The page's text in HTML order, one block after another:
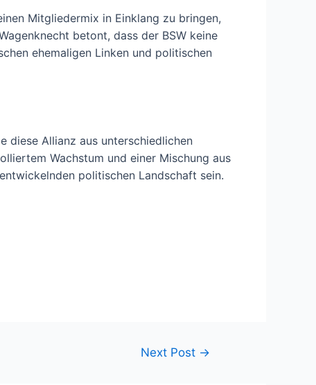
Mitgliedermix in Einklang zu bringen,
betont, dass der BSW keine
ehemaligen Linken und politischen
diese Allianz aus unterschiedlichen
Wachstum und einer Mischung aus
politischen Landschaft sein.
Next Post →